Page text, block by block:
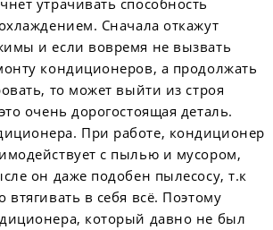
утрачивать способность
Сначала откажут
и если вовремя не вызвать
кондиционеров, а продолжать
то может выйти из строя
очень дорогостоящая деталь.
При работе, кондиционер
с пылью и мусором,
он даже подобен пылесосу, т.к
втягивать в себя всё. Поэтому
который давно не был